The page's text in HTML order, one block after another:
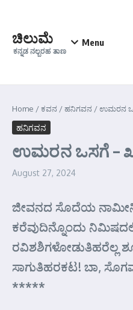
ಚಿಲುಮೆ
ಕನ್ನಡ ನಲ್ಬರಹ ತಾಣ
Menu
Home /ಕವನ /ಹನಿಗವನ /ಉಮರನ
ಹನಿಗವನ
ಉಮರನ ಒಸಗೆ –
August 27, 2024
ಜೀವನದ ಸೊದೆಯ
ಕರೆವುದಿನ್ನೊಂದು
ರವಿಶಶಿಗಳೋಡುತಿಹರೆಲ್ಲ
ಸಾಗುತಿಹರಕಟ! ಬಾ,
*****